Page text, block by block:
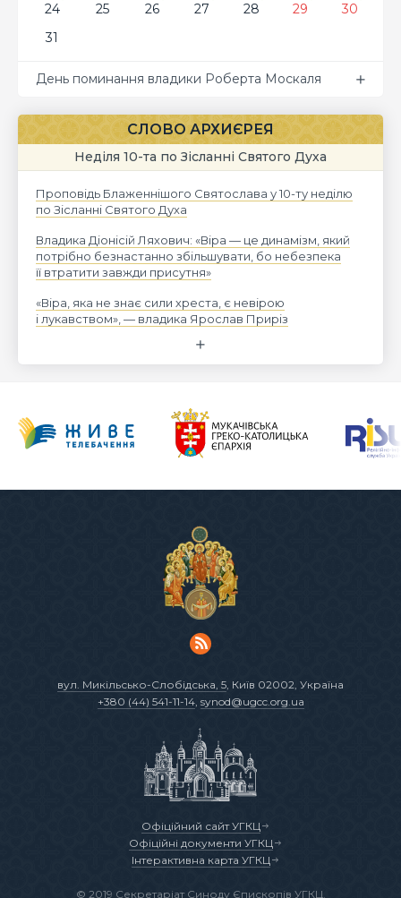
24
25 26 27 28 29
30
31
День поминання владики Роберта Москаля
СЛОВО АРХИЄРЕЯ
Неділя 10-та по Зісланні Святого Духа
Проповідь Блаженнішого Святослава у 10-ту неділю
по Зісланні Святого Духа
Владика Діонісій Ляхович: «Віра — це динамізм, який
потрібно безнастанно збільшувати, бо небезпека
її втратити завжди присутня»
«Віра, яка не знає сили хреста, є невірою
і лукавством», — владика Ярослав Приріз
вул. Микільсько-Слобідська, 5, Київ 02002, Україна
+380 (44) 541-11-14, synod@ugcc.org.ua
Офіційний сайт УГКЦ
Офіційні документи УГКЦ
Інтерактивна карта УГКЦ
© 2019 Секретаріат Синоду Єпископів УГКЦ.